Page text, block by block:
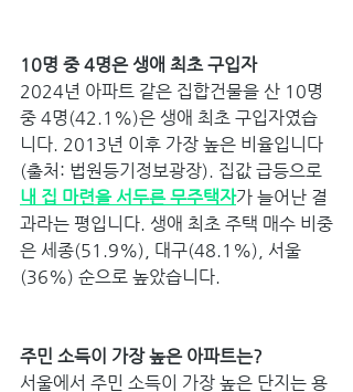
10명 중 4명은 생애 최초 구입자
2024년 아파트 같은 집합건물을 산 10명
중 4명(42.1%)은 생애 최초 구입자였습
니다. 2013년 이후 가장 높은 비율입니다
(출처: 법원등기정보광장). 집값 급등으로
내 집 마련을 서두른 무주택자가 늘어난 결
과라는 평입니다. 생애 최초 주택 매수 비중
은 세종(51.9%), 대구(48.1%), 서울
(36%) 순으로 높았습니다.
주민 소득이 가장 높은 아파트는?
서울에서 주민 소득이 가장 높은 단지는 용